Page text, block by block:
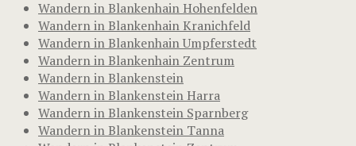
Wandern in Blankenhain Hohenfelden
Wandern in Blankenhain Kranichfeld
Wandern in Blankenhain Umpferstedt
Wandern in Blankenhain Zentrum
Wandern in Blankenstein
Wandern in Blankenstein Harra
Wandern in Blankenstein Sparnberg
Wandern in Blankenstein Tanna